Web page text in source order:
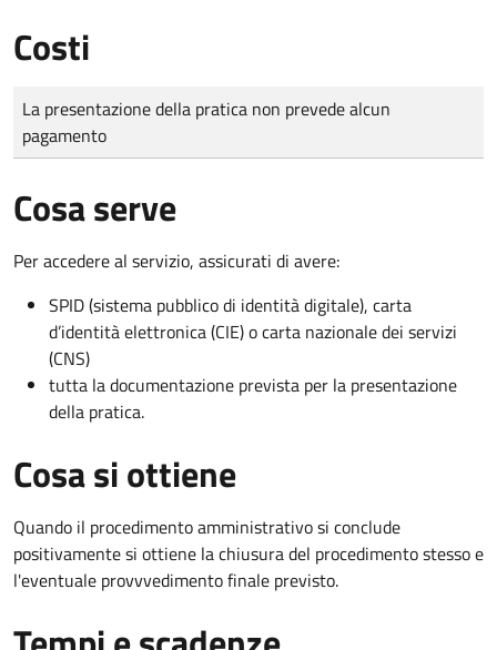
Costi
Tipo di pagamento
Importo
La presentazione della pratica non prevede alcun
pagamento
Cosa serve
Per accedere al servizio, assicurati di avere:
SPID (sistema pubblico di identità digitale), carta
d’identità elettronica (CIE) o carta nazionale dei servizi
(CNS)
tutta la documentazione prevista per la presentazione
della pratica.
Cosa si ottiene
Quando il procedimento amministrativo si conclude
positivamente si ottiene la chiusura del procedimento stesso e
l'eventuale provvvedimento finale previsto.